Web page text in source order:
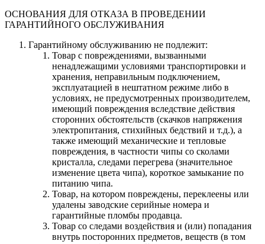
ОСНОВАНИЯ ДЛЯ ОТКАЗА В ПРОВЕДЕНИИ
ГАРАНТИЙНОГО ОБСЛУЖИВАНИЯ
Гарантийному обслуживанию не подлежит:
Товар с повреждениями, вызванными
ненадлежащими условиями транспортировки и
хранения, неправильным подключением,
эксплуатацией в нештатном режиме либо в
условиях, не предусмотренных производителем,
имеющий повреждения вследствие действия
сторонних обстоятельств (скачков напряжения
электропитания, стихийных бедствий и т.д.), а
также имеющий механические и тепловые
повреждения, в частности чипы со сколами
кристалла, следами перегрева (значительное
изменение цвета чипа), короткое замыкание по
питанию чипа.
Товар, на котором повреждены, переклеены или
удалены заводские серийные номера и
гарантийные пломбы продавца.
Товар со следами воздействия и (или) попадания
внутрь посторонних предметов, веществ (в том